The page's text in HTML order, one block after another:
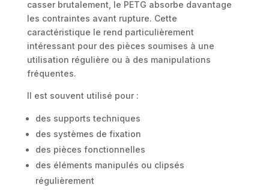
casser brutalement, le PETG absorbe davantage
les contraintes avant rupture. Cette
caractéristique le rend particulièrement
intéressant pour des pièces soumises à une
utilisation régulière ou à des manipulations
fréquentes.
Il est souvent utilisé pour :
des supports techniques
des systèmes de fixation
des pièces fonctionnelles
des éléments manipulés ou clipsés
régulièrement